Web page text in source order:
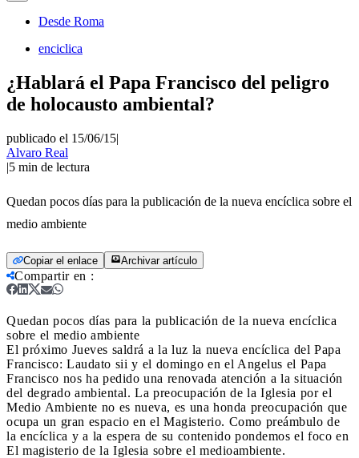
Desde Roma
enciclica
¿Hablará el Papa Francisco del peligro
de holocausto ambiental?
publicado el 15/06/15|
Alvaro Real
|5 min de lectura
Quedan pocos días para la publicación de la nueva encíclica sobre el
medio ambiente
Copiar el enlace Archivar artículo
Compartir en :
Quedan pocos días para la publicación de la nueva encíclica
sobre el medio ambiente
El próximo Jueves saldrá a la luz la nueva encíclica del Papa
Francisco: Laudato sii y el domingo en el Angelus el Papa
Francisco nos ha pedido una renovada atención a la situación
del degrado ambiental. La preocupación de la Iglesia por el
Medio Ambiente no es nueva, es una honda preocupación que
ocupa un gran espacio en el Magisterio. Como preámbulo de
la encíclica y a la espera de su contenido pondemos el foco en
El magisterio de la Iglesia sobre el medioambiente.